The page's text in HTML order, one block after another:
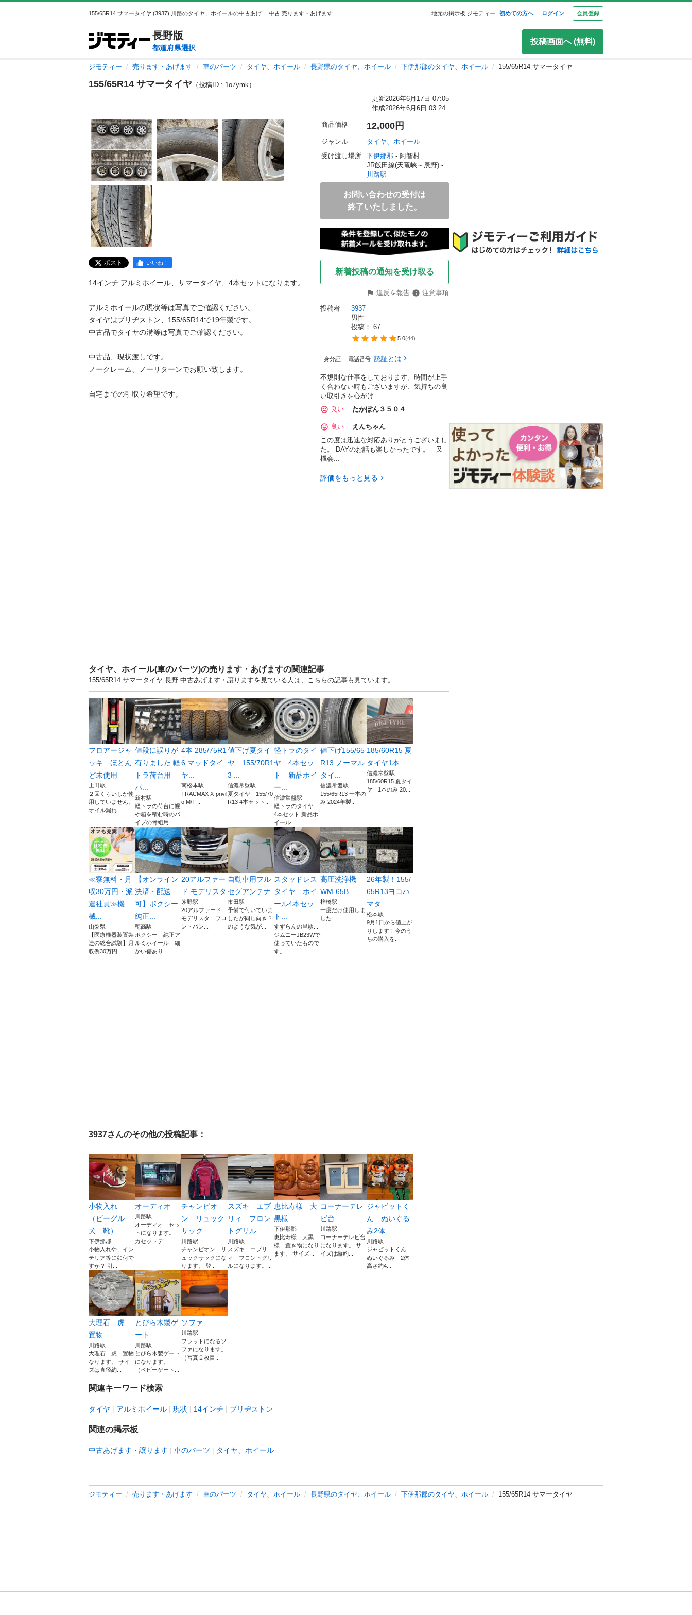
中古 売ります・あげます 地元の掲示板 ジモティー 初めての方へ ログイン 会員登録
長野版
都道府県選択
投稿画面へ (無料)
ジモティー 売ります・あげます 車のパーツ タイヤ、ホイール 長野県のタイヤ、ホイール 下伊那郡のタイヤ、ホイール 155/65R14 サマータイヤ
155/65R14 サマータイヤ （投稿ID : 1o7ymk）
更新2026年6月17日 07:05
作成2026年6月6日 03:24
ポスト いいね！
14インチ アルミホイール、サマータイヤ、4本セットになります。
アルミホイールの現状等は写真でご確認ください。
タイヤはブリヂストン、155/65R14で19年製です。
中古品でタイヤの溝等は写真でご確認ください。
中古品、現状渡しです。
ノークレーム、ノーリターンでお願い致します。
自宅までの引取り希望です。
商品価格 12,000円
ジャンル
タイヤ、ホイール
受け渡し場所
下伊那郡 - 阿智村
川路駅
お問い合わせの受付は
終了いたしました。
新着投稿の通知を受け取る
違反を報告
注意事項
投稿者
3937
男性
投稿： 67
5.0(44)
身分証 電話番号 認証とは
不規則な仕事をしております。時間が上手
く合わない時もございますが、気持ちの良
い取引きを心がけ...
良い
たかぽん３５０４
良い
えんちゃん
この度は迅速な対応ありがとうございまし
た。 DAYのお話も楽しかったです。 又
機会...
評価をもっと見る
タイヤ、ホイール(車のパーツ)の売ります・あげますの関連記事
155/65R14 サマータイヤ 長野 中古あげます・譲りますを見ている人は、こちらの記事も見ています。
フロアージャ
ッキ ほとん
ど未使用
上田駅
２回くらいしか使
用していません。
オイル漏れ...
値段に誤りが
有りました 軽
トラ荷台用
パ...
新村駅
軽トラの荷台に幌
や箱を積む時のパ
イプの骨組用...
4本 285/75R1
6 マッドタイ
ヤ...
南松本駅
TRACMAX X-privil
o M/T ...
値下げ夏タイ
ヤ 155/70R1
3 ...
信濃常盤駅
夏タイヤ 155/70
R13 4本セット...
軽トラのタイ
ヤ 4本セッ
ト 新品ホイ
ー...
信濃常盤駅
軽トラのタイヤ
4本セット 新品ホ
イール ...
値下げ155/65
R13 ノーマル
タイ...
信濃常盤駅
155/65R13 一本の
み 2024年製...
185/60R15 夏
タイヤ1本
信濃常盤駅
185/60R15 夏タイ
ヤ 1本のみ 20...
≪寮無料・月
収30万円・派
遣社員≫機
械...
山梨県
【医療機器装置製
造の総合試験】月
収例30万円...
【オンライン
決済・配送
可】ボクシー
純正...
穂高駅
ボクシー 純正ア
ルミホイール 細
かい傷あり ...
20アルファー
ド モデリスタ
茅野駅
20アルファード
モデリスタ フロ
ントバン...
自動車用フル
セグアンテナ
市田駅
予備で付いていま
したが同じ向き？
のような気が...
スタッドレス
タイヤ ホイ
ール4本セッ
ト...
すずらんの里駅...
ジムニーJB23Wで
使っていたもので
す。 ...
高圧洗浄機
WM-65B
梓橋駅
一度だけ使用しま
した
26年製！155/
65R13ヨコハ
マタ...
松本駅
9月1日から値上が
りします！今のう
ちの購入を...
3937さんのその他の投稿記事：
小物入れ
（ビーグル
犬 靴）
下伊那郡
小物入れや、イン
テリア等に如何で
すか？ 引...
オーディオ
川路駅
オーディオ セッ
トになります。
カセットデ...
チャンピオ
ン リュック
サック
川路駅
チャンピオン リ
ュックサックにな
ります。 登...
スズキ エブ
リィ フロン
トグリル
川路駅
スズキ エブリ
ィ フロントグリ
ルになります。...
恵比寿様 大
黒様
下伊那郡
恵比寿様 大黒
様 置き物になり
ます。 サイズ...
コーナーテレ
ビ台
川路駅
コーナーテレビ台
になります。 サ
イズは縦約...
ジャビットく
ん ぬいぐる
み2体
川路駅
ジャビットくん
ぬいぐるみ 2体
高さ約4...
大理石 虎
置物
川路駅
大理石 虎 置物
なります。 サイ
ズは直径約...
とびら木製ゲ
ート
川路駅
とびら木製ゲート
になります。
（ベビーゲート...
ソファ
川路駅
フラットになるソ
ファになります。
（写真２枚目...
関連キーワード検索
タイヤ アルミホイール 現状 14インチ ブリヂストン
関連の掲示板
中古あげます・譲ります 車のパーツ タイヤ、ホイール
ジモティー 売ります・あげます 車のパーツ タイヤ、ホイール 長野県のタイヤ、ホイール 下伊那郡のタイヤ、ホイール 155/65R14 サマータイヤ